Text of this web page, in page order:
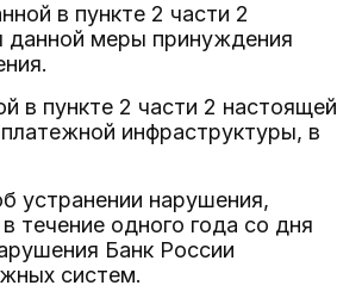
в пункте 2 части 2
данной меры принуждения
в пункте 2 части 2 настоящей
инфраструктуры, в
устранении нарушения,
течение одного года со дня
Банк России
систем.